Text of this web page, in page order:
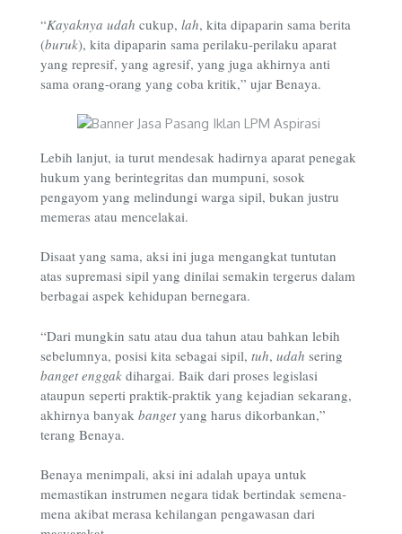
“Kayaknya udah cukup, lah, kita dipaparin sama berita
(buruk), kita dipaparin sama perilaku-perilaku aparat
yang represif, yang agresif, yang juga akhirnya anti
sama orang-orang yang coba kritik,” ujar Benaya.
Lebih lanjut, ia turut mendesak hadirnya aparat penegak
hukum yang berintegritas dan mumpuni, sosok
pengayom yang melindungi warga sipil, bukan justru
memeras atau mencelakai.
Disaat yang sama, aksi ini juga mengangkat tuntutan
atas supremasi sipil yang dinilai semakin tergerus dalam
berbagai aspek kehidupan bernegara.
“Dari mungkin satu atau dua tahun atau bahkan lebih
sebelumnya, posisi kita sebagai sipil, tuh, udah sering
banget enggak dihargai. Baik dari proses legislasi
ataupun seperti praktik-praktik yang kejadian sekarang,
akhirnya banyak bangetyang harus dikorbankan,”
terang Benaya.
Benaya menimpali, aksi ini adalah upaya untuk
memastikan instrumen negara tidak bertindak semena-
mena akibat merasa kehilangan pengawasan dari